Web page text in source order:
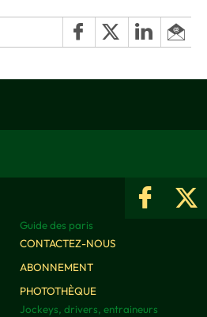
Guide des paris
CONTACTEZ-NOUS
ABONNEMENT
PHOTOTHÈQUE
Jockeys, drivers, entraineurs